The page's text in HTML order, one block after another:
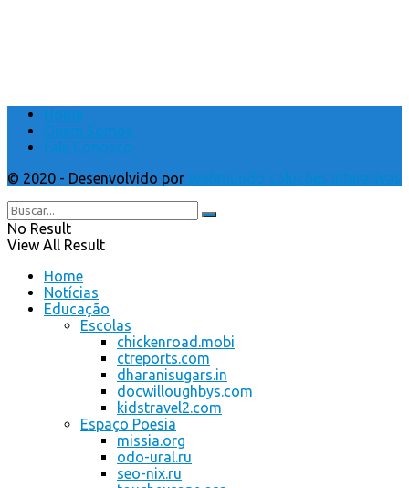
Home
Quem Somos
Fale Conosco
© 2020 - Desenvolvido por Webmundo soluções Interativas
No Result
View All Result
Home
Notícias
Educação
Escolas
chickenroad.mobi
ctreports.com
dharanisugars.in
docwilloughbys.com
kidstravel2.com
Espaço Poesia
missia.org
odo-ural.ru
seo-nix.ru